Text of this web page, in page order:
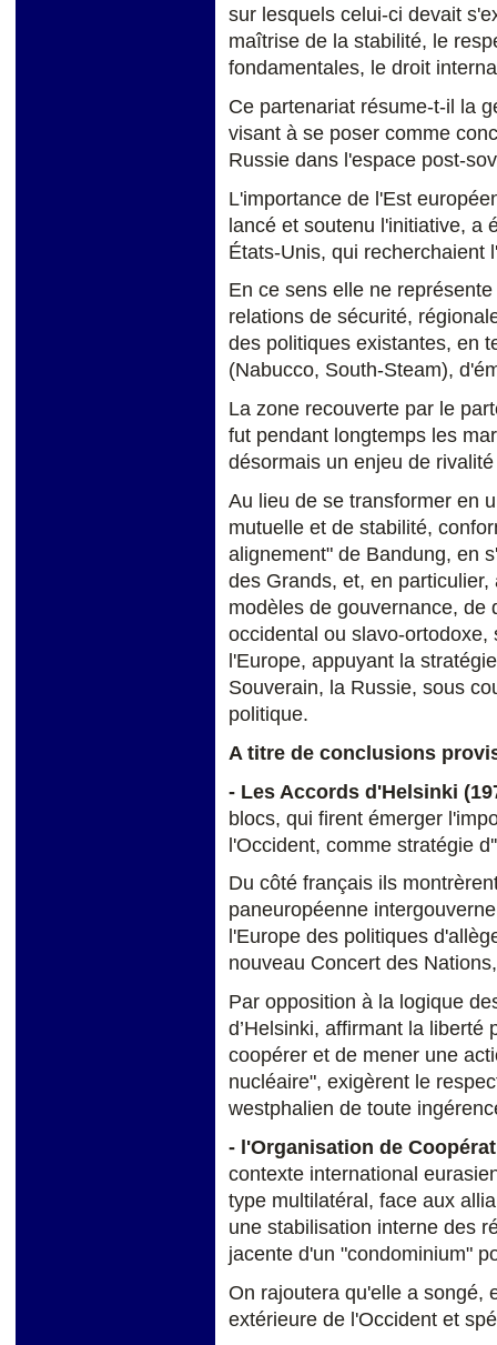
sur lesquels celui-ci devait
maîtrise de la stabilité, le
fondamentales, le droit
Ce partenariat résume-t-il la
visant à se poser comme
Russie dans l'espace post-
L'importance de l'Est
lancé et soutenu l'initiative, a
États-Unis, qui recherchaient
En ce sens elle ne
relations de sécurité,
des politiques existantes, en
(Nabucco, South-Steam),
La zone recouverte par le
fut pendant longtemps les
désormais un enjeu de
Au lieu de se transformer en
mutuelle et de stabilité,
alignement" de Bandung, en
des Grands, et, en
modèles de gouvernance, de
occidental ou slavo-
l'Europe, appuyant la
Souverain, la Russie, sous
politique.
A titre de conclusions
- Les Accords d'Helsinki
blocs, qui firent émerger
l'Occident, comme stratégie
Du côté français ils
paneuropéenne
l'Europe des politiques
nouveau Concert des
Par opposition à la logique
d’Helsinki, affirmant la liberté
coopérer et de mener une
nucléaire", exigèrent le
westphalien de toute
- l'Organisation de
contexte international
type multilatéral, face aux
une stabilisation interne des
jacente d'un "condominium"
On rajoutera qu'elle a songé,
extérieure de l'Occident et